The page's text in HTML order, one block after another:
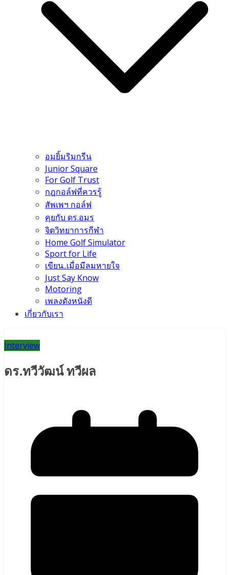
อมยิ้มริมกรีน
Junior Square
For Golf Trust
กฎกอล์ฟที่ควรรู้
สัพเพฯ กอล์ฟ
คุยกับ ดร.อมร
จิตวิทยาการกีฬา
Home Golf Simulator
Sport for Life
เขียน..เมื่อมีลมหายใจ
Just Say Know
Motoring
เพลงดังหนังดี
เกี่ยวกับเรา
Interview
ดร.ทวีวัฒน์ ทวีผล